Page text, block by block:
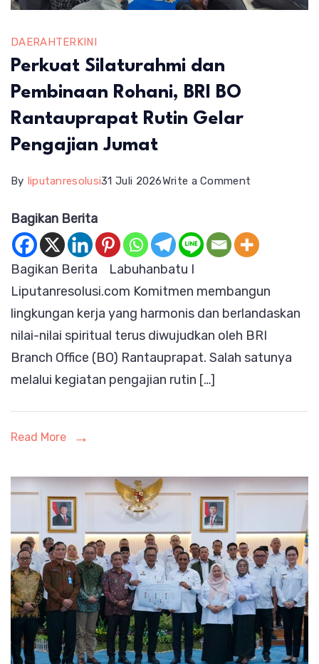
DAERAHTERKINI
Perkuat Silaturahmi dan
Pembinaan Rohani, BRI BO
Rantauprapat Rutin Gelar
Pengajian Jumat
By liputanresolusi31 Juli 2026Write a Comment
dan
Rohani,
BRI
BO
Bagikan Berita
Bagikan Berita Labuhanbatu I
Liputanresolusi.com Komitmen membangun
lingkungan kerja yang harmonis dan berlandaskan
nilai-nilai spiritual terus diwujudkan oleh BRI
Branch Office (BO) Rantauprapat. Salah satunya
melalui kegiatan pengajian rutin […]
Read More